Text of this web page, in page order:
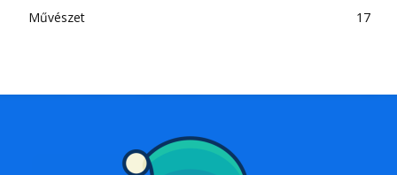
Művészet
17